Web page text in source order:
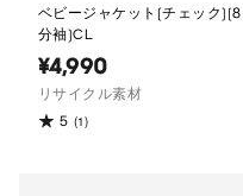
ベビージャケット(チェック)(8
分袖)CL
¥4,990
リサイクル素材
5 (1)